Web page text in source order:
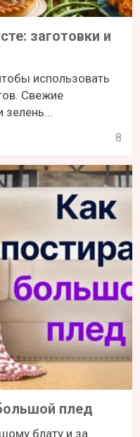
заготовки и
использовать
Свежие
зелень...
8
плед
блату и за